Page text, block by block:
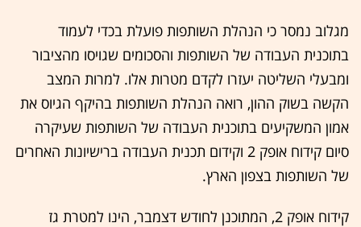
מגלוב נמסר כי הנהלת השותפות פועלת בכדי לעמוד
בתוכנית העבודה של השותפות והסכומים שגויסו מהציבור
ומבעלי השליטה יעזרו לקדם מטרות אלו. למרות המצב
הקשה בשוק ההון, רואה הנהלת השותפות בהיקף הגיוס את
אמון המשקיעים בתוכנית העבודה של השותפות שעיקרה
סיום קידוח אופק 2 וקידום תכנית העבודה ברישיונות האחרים
של השותפות בצפון הארץ.
קידוח אופק 2, המתוכנן לחודש דצמבר, הינו למטרת גז